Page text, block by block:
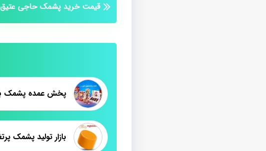
قیمت خرید پشمک حاجی عتیق
پخش عمده پشمک
بازار تولید پشمک